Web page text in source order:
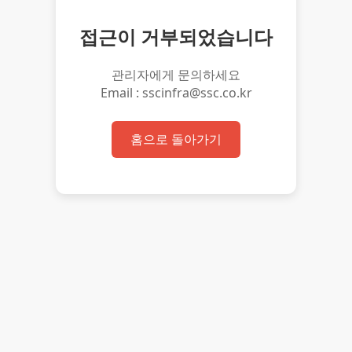
접근이 거부되었습니다
관리자에게 문의하세요
Email : sscinfra@ssc.co.kr
홈으로 돌아가기